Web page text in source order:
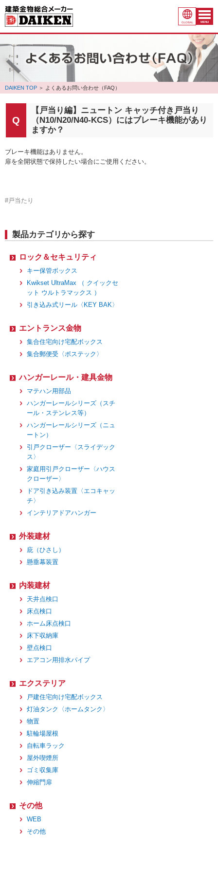
GLOBAL MENU
DAIKEN TOP ＞ よくあるお問い合わせ（FAQ）
【戸当り編】ニュートン キャッチ付き戸当り
（N10/N20/N40-KCS）にはブレーキ機能があり
ますか？
ブレーキ機能はありません。
扉を全開状態で保持したい場合にご使用ください。
#戸当たり
製品カテゴリから探す
ロック＆セキュリティ
キー保管ボックス
Kwikset UltraMax （ クイックセ
ット ウルトラマックス ）
引き込み式リール〈KEY BAK〉
エントランス金物
集合住宅向け宅配ボックス
集合郵便受〈ポステック〉
ハンガーレール・建具金物
マテハン用部品
ハンガーレールシリーズ（スチ
ール・ステンレス等）
ハンガーレールシリーズ（ニュ
ートン）
引戸クローザー〈スライデック
ス〉
家庭用引戸クローザー〈ハウス
クローザー〉
ドア引き込み装置〈エコキャッ
チ〉
インテリアドアハンガー
外装建材
庇（ひさし）
懸垂幕装置
内装建材
天井点検口
床点検口
ホーム床点検口
床下収納庫
壁点検口
エアコン用排水パイプ
エクステリア
戸建住宅向け宅配ボックス
灯油タンク〈ホームタンク〉
物置
駐輪場屋根
自転車ラック
屋外喫煙所
ゴミ収集庫
伸縮門扉
その他
WEB
その他